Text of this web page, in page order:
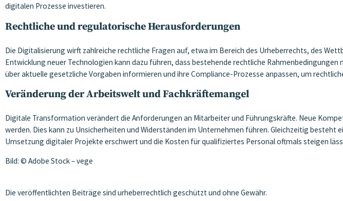
digitalen Prozesse investieren.
Rechtliche und regulatorische Herausforderungen
Die Digitalisierung wirft zahlreiche rechtliche Fragen auf, etwa im Bereich des Urheberrechts, des
Entwicklung neuer Technologien kann dazu führen, dass bestehende rechtliche
über aktuelle gesetzliche Vorgaben informieren und ihre Compliance-Prozesse anpassen, um
Veränderung der Arbeitswelt und Fachkräftemangel
Digitale Transformation verändert die Anforderungen an Mitarbeiter und Führungskräfte. Neue
werden. Dies kann zu Unsicherheiten und Widerständen im Unternehmen führen. Gleichzeitig
Umsetzung digitaler Projekte erschwert und die Kosten für qualifiziertes Personal oftmals steigen
Bild: © Adobe Stock – vege
Die veröffentlichten Beiträge sind urheberrechtlich geschützt und ohne Gewähr.